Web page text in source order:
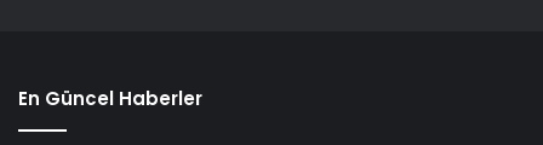
En Güncel Haberler